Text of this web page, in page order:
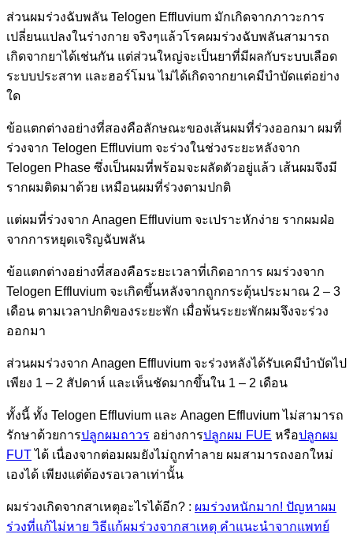
ส่วนผมร่วงฉับพลัน Telogen Effluvium มักเกิดจากภาวะการ
เปลี่ยนแปลงในร่างกาย จริงๆแล้วโรคผมร่วงฉับพลันสามารถ
เกิดจากยาได้เช่นกัน แต่ส่วนใหญ่จะเป็นยาที่มีผลกับระบบเลือด
ระบบประสาท และฮอร์โมน ไม่ได้เกิดจากยาเคมีบำบัดแต่อย่าง
ใด
ข้อแตกต่างอย่างที่สองคือลักษณะของเส้นผมที่ร่วงออกมา ผมที่
ร่วงจาก Telogen Effluvium จะร่วงในช่วงระยะหลังจาก
Telogen Phase ซึ่งเป็นผมที่พร้อมจะผลัดตัวอยู่แล้ว เส้นผมจึงมี
รากผมติดมาด้วย เหมือนผมที่ร่วงตามปกติ
แต่ผมที่ร่วงจาก Anagen Effluvium จะเปราะหักง่าย รากผมฝ่อ
จากการหยุดเจริญฉับพลัน
ข้อแตกต่างอย่างที่สองคือระยะเวลาที่เกิดอาการ ผมร่วงจาก
Telogen Effluvium จะเกิดขึ้นหลังจากถูกกระตุ้นประมาณ 2 – 3
เดือน ตามเวลาปกติของระยะพัก เมื่อพ้นระยะพักผมจึงจะร่วง
ออกมา
ส่วนผมร่วงจาก Anagen Effluvium จะร่วงหลังได้รับเคมีบำบัดไป
เพียง 1 – 2 สัปดาห์ และเห็นชัดมากขึ้นใน 1 – 2 เดือน
ทั้งนี้ ทั้ง Telogen Effluvium และ Anagen Effluvium ไม่สามารถ
รักษาด้วยการปลูกผมถาวร อย่างการปลูกผม FUE หรือปลูกผม
FUTได้ เนื่องจากต่อมผมยังไม่ถูกทำลาย ผมสามารถงอกใหม่
เองได้ เพียงแต่ต้องรอเวลาเท่านั้น
ผมร่วงเกิดจากสาเหตุอะไรได้อีก? : ผมร่วงหนักมาก! ปัญหาผม
ร่วงที่แก้ไม่หาย วิธีแก้ผมร่วงจากสาเหตุ คำแนะนำจากแพทย์